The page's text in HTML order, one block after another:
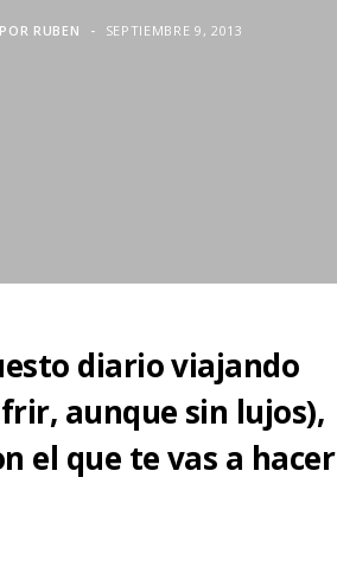
POR RUBEN SEPTIEMBRE 9, 2013
diario viajando
aunque sin lujos),
el que te vas a hacer